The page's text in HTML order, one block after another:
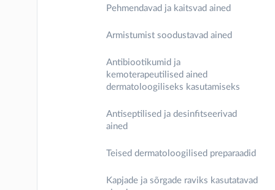
Pehmendavad ja kaitsvad ained
Armistumist soodustavad ained
Antibiootikumid ja
kemoterapeutilised ained
dermatoloogiliseks kasutamiseks
Antiseptilised ja desinfitseerivad
ained
Teised dermatoloogilised preparaadid
Kapjade ja sõrgade raviks kasutatavad